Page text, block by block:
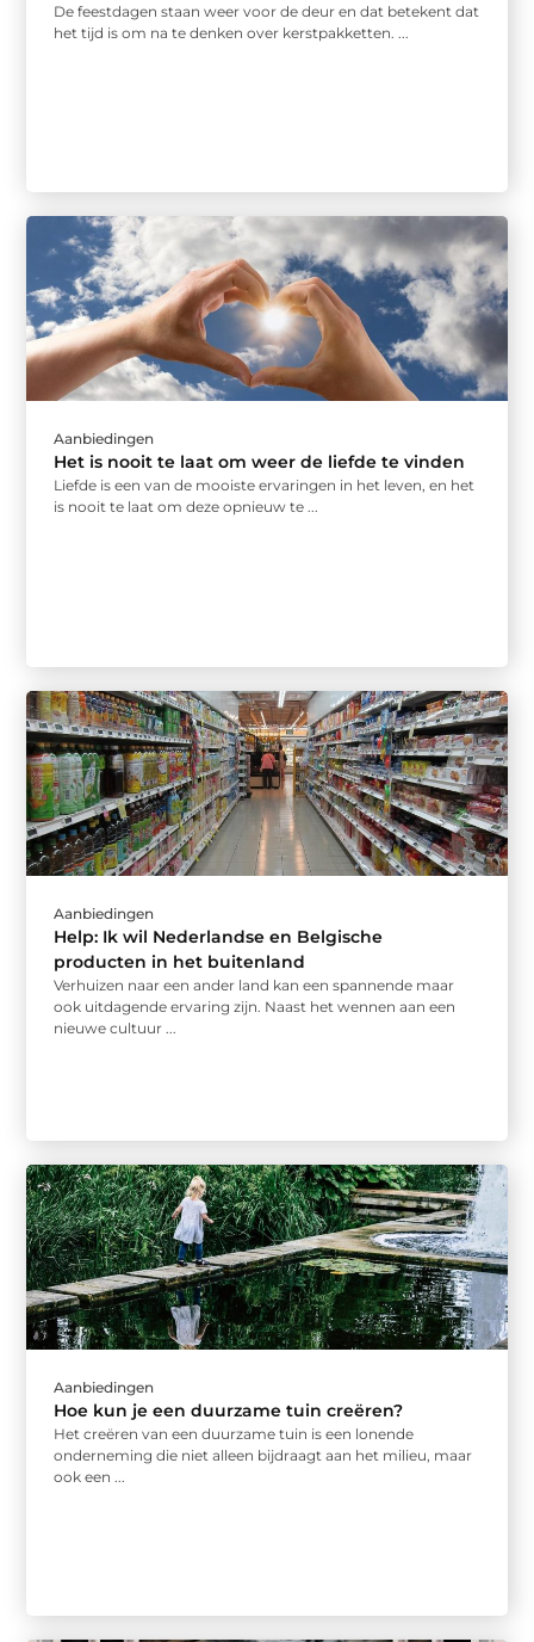
De feestdagen staan weer voor de deur en dat betekent dat
het tijd is om na te denken over kerstpakketten. ...
Aanbiedingen
Het is nooit te laat om weer de liefde te vinden
Liefde is een van de mooiste ervaringen in het leven, en het
is nooit te laat om deze opnieuw te ...
Aanbiedingen
Help: Ik wil Nederlandse en Belgische
producten in het buitenland
Verhuizen naar een ander land kan een spannende maar
ook uitdagende ervaring zijn. Naast het wennen aan een
nieuwe cultuur ...
Aanbiedingen
Hoe kun je een duurzame tuin creëren?
Het creëren van een duurzame tuin is een lonende
onderneming die niet alleen bijdraagt aan het milieu, maar
ook een ...